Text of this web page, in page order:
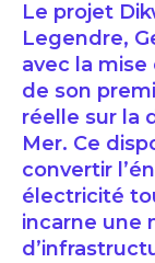
Le projet
Legendre,
avec la
de son
réelle sur la
Mer. Ce
convertir
électricité
incarne une